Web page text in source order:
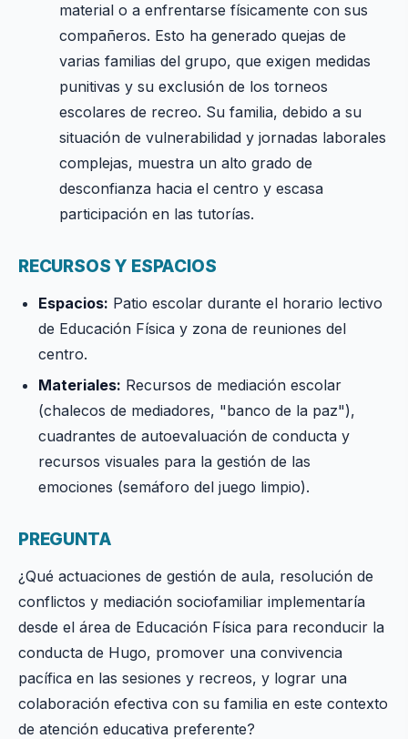
material o a enfrentarse físicamente con sus
compañeros. Esto ha generado quejas de
varias familias del grupo, que exigen medidas
punitivas y su exclusión de los torneos
escolares de recreo. Su familia, debido a su
situación de vulnerabilidad y jornadas laborales
complejas, muestra un alto grado de
desconfianza hacia el centro y escasa
participación en las tutorías.
RECURSOS Y ESPACIOS
Espacios: Patio escolar durante el horario lectivo
de Educación Física y zona de reuniones del
centro.
Materiales: Recursos de mediación escolar
(chalecos de mediadores, "banco de la paz"),
cuadrantes de autoevaluación de conducta y
recursos visuales para la gestión de las
emociones (semáforo del juego limpio).
PREGUNTA
¿Qué actuaciones de gestión de aula, resolución de
conflictos y mediación sociofamiliar implementaría
desde el área de Educación Física para reconducir la
conducta de Hugo, promover una convivencia
pacífica en las sesiones y recreos, y lograr una
colaboración efectiva con su familia en este contexto
de atención educativa preferente?